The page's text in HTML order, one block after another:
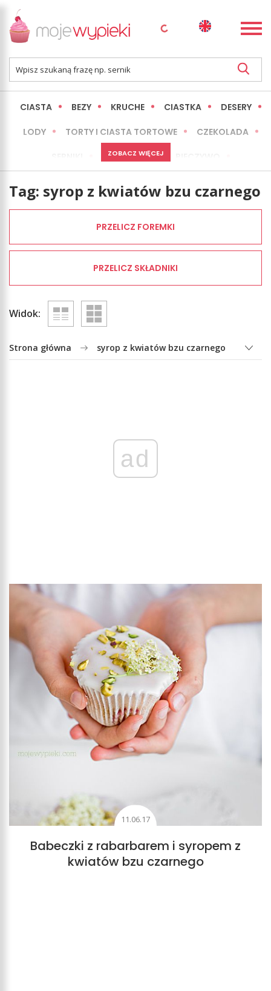
CIASTA BEZY KRUCHE CIASTKA DESERY
LODY TORTY I CIASTA TORTOWE CZEKOLADA
MINI WYPIEKI
ZOBACZ WIĘCEJ
Tag: syrop z kwiatów bzu czarnego
PRZELICZ FOREMKI
PRZELICZ SKŁADNIKI
Widok:
Strona główna syrop z kwiatów bzu czarnego
ad
11.06.17
Babeczki z rabarbarem i syropem z
kwiatów bzu czarnego